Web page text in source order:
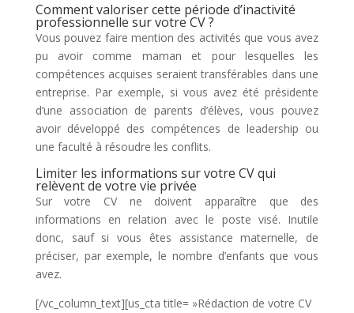
Comment valoriser cette période d’inactivité
professionnelle sur votre CV ?
Vous pouvez faire mention des activités que vous avez
pu avoir comme maman et pour lesquelles les
compétences acquises seraient transférables dans une
entreprise. Par exemple, si vous avez été présidente
d’une association de parents d’élèves, vous pouvez
avoir développé des compétences de leadership ou
une faculté à résoudre les conflits.
Limiter les informations sur votre CV qui
relèvent de votre vie privée
Sur votre CV ne doivent apparaître que des
informations en relation avec le poste visé. Inutile
donc, sauf si vous êtes assistance maternelle, de
préciser, par exemple, le nombre d’enfants que vous
avez.
[/vc_column_text][us_cta title= »Rédaction de votre CV